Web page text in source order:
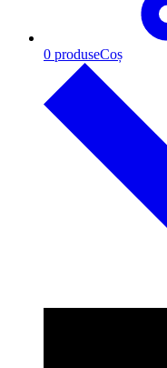
0 produseCoș